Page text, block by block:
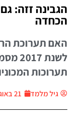
הגבינה זזה:
הכחדה
האם תערוכת
תערוכות
גיל מלמד 21 באוגוסט, 2017